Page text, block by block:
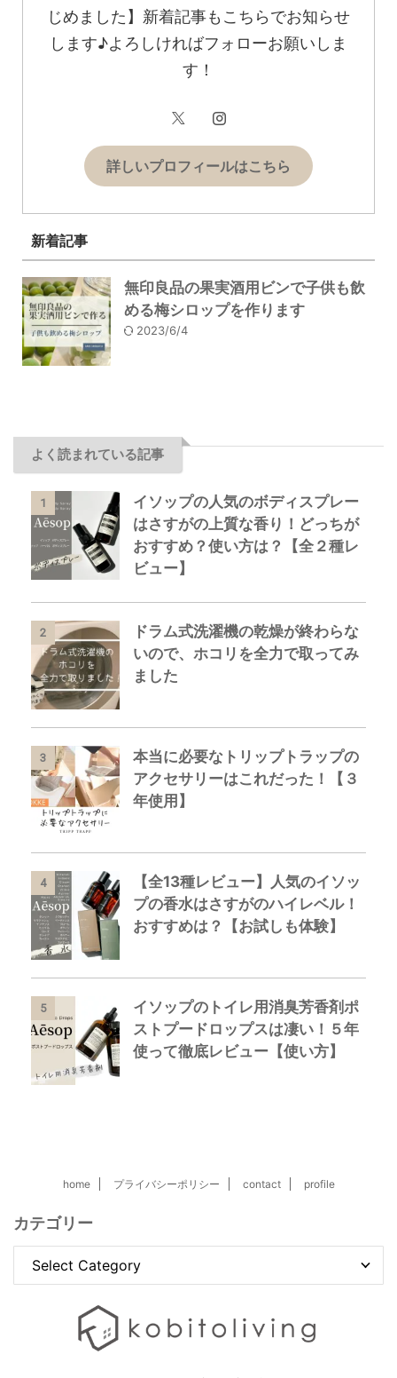
じめました】新着記事もこちらでお知らせ
します♪よろしければフォローお願いしま
す！
詳しいプロフィールはこちら
新着記事
無印良品の果実酒用ビンで子供も飲
める梅シロップを作ります
2023/6/4
よく読まれている記事
1
イソップの人気のボディスプレー
はさすがの上質な香り！どっちが
おすすめ？使い方は？【全２種レ
ビュー】
2
ドラム式洗濯機の乾燥が終わらな
いので、ホコリを全力で取ってみ
ました
3
本当に必要なトリップトラップの
アクセサリーはこれだった！【３
年使用】
4
【全13種レビュー】人気のイソッ
プの香水はさすがのハイレベル！
おすすめは？【お試しも体験】
5
イソップのトイレ用消臭芳香剤ポ
ストプードロップスは凄い！５年
使って徹底レビュー【使い方】
home プライバシーポリシー contact profile
カテゴリー